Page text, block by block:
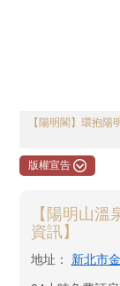
【陽明閣】環抱
版權宣告
【陽明山
資訊】
地址： 新北市